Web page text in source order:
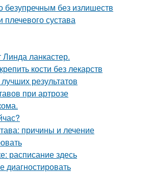
безупречным без излишеств
сустава
ланкастер.
кости без лекарств
результатов
при артрозе
причины и лечение
расписание здесь
диагностировать